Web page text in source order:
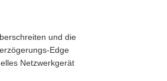
und die
Edge
Netzwerkgerät